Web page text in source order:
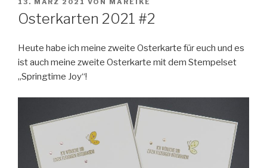
AM
13. MÄRZ 2021 VON MAREIKE
Osterkarten 2021 #2
Heute habe ich meine zweite Osterkarte für euch und es
ist auch meine zweite Osterkarte mit dem Stempelset
„Springtime Joy“!